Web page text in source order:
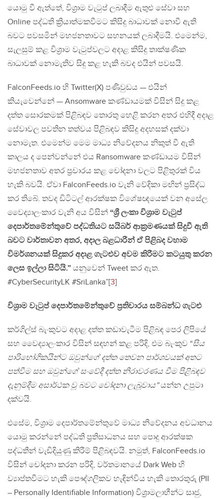
යොමු වී ඇත්තේ, විශ්‍රාම වැටුප් ලබාදීම ඇතුළු සේවා සහ
Online පද්ධති ක්‍රියාත්මකවීමට කිසිදු බාධාවක් නොවී ඇති
බවට පවසමින් මහජනතාවට සහනයක් ලබාදීමයි. එමෙන්ම,
සැලසුම් කළ විශ්‍රාම වැටුප්වලට අදාළ කිසිදු තාක්ෂණික
බාධාවක් නොමැතිව සිදු කළ හැකි බවද එයින් පවසයි.
FalconFeeds.io හි Twitter(X) පණිවුඩය — එයින්
කියැවෙන්නේ — Ansomware කණ්ඩායමක් විසින් සිදු කළ
දත්ත සොරකමක් පිළිබඳව තොරතු හෙළි කරන අතර එහිදී අදාළ
සේවාවල පවතින තත්වය පිළිබඳව කිසිදු අදහසක් දක්වා
නොමැත. එමෙන්ම මෙම මාධ්‍ය නිවේදනය නිකුත් වී ඇති
කාලය ද පෙන්වන්නේ එය Ransomware කණ්ඩායම විසින්
මහජනතාව අතර ප්‍රචාරය කළ චෝදනා වලට පිළිතුරක් විය
හැකි බවයි. ඒවා FalconFeeds.io වැනි වේදිකා මඟින් ප්‍රසිද්ධ
කර තිබේ. තවද ඩිටිටල් ආරක්ෂක විශේෂඥයෙක් වන අසේල
වෛද්‍යාලංකාර වැනි අය විසින් “ශ්‍රී ලංකා විශ්‍රාම වැටුප්
දෙපාර්තමේන්තුවේ පද්ධතියට සයිබර් ආක්‍රමණයක් සිදුවී ඇති
බවට වාර්තාවන අතර, අදාල බළධාරීන් ඒ පිළිබද වහාම
විමර්ශනයක් සිදුකර අදාළ ගැටළුව අවම කිරීමට කටයුතු කරන
ලෙස ඉල්ලා සිටියි.” යනුවෙන් Tweet කර ඇත.
#CyberSecurityLK #SriLanka”[3]
විශ්‍රාම වැටුප් දෙපාර්තමේන්තුවේ ප්‍රතිචාරය සම්බන්ධ ගැටළු
කර්ගිල්ස් බැංකුවට අදාළ දත්ත කඩාවැටීම පිළිබඳ පෙර ලිපියේ
සහ වෛද්‍යාලංකාර විසින් සඳහන් කළ පරිදි, එම බැංකුව “සිය
පාරිභෝගිකයින්ට ඔවුන්ගේ දත්ත තෙවන පාර්ශවයක් අතට
පත්වීම සහ ඔවුන්ගේ සංවේදී දත්ත නිරාවරණය වීම පිළිබඳව
දැනුම්දීම අසාර්ථක වූ බවට චෝදනා ලැබූවාය”යන්න උපුටා
දක්වයි.
එසේම, විශ්‍රාම දෙපාර්තමේන්තුවේ මාධ්‍ය නිවේදනය අවධානය
යොමු කරන්නේ පද්ධති ප්‍රතිසාධනය සහ පොදු ආරක්ෂක
පද්ධතීන් වැඩිදියුණු කිරීම් පිළිබඳවයි. නමුත්, FalconFeeds.io
විසින් චෝදනා කරන පරිදි, වර්තමානයේ Dark Web හි
ව්‍යාප්තවීමට හැකි පෞද්ගලිකව හැඳින්විය හැකි තොරතුරු (PII
– Personally Identifiable Information) විශ්‍රාමලාභීන්ට සෘජු,